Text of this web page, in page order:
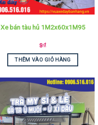
Xe bán tàu hủ 1M2x60x1M95
9₫
THÊM VÀO GIỎ HÀNG